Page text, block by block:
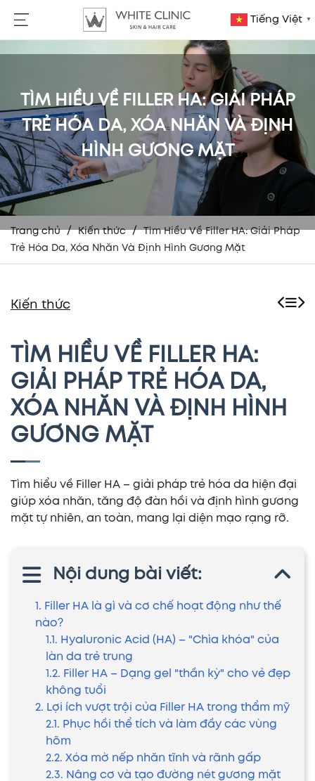
Tiếng Việt ▼
TÌM HIỀU VỀ FILLER HA: GIẢI PHÁP
TRẺ HÓA DA, XÓA NHĂN VÀ ĐỊNH
HÌNH GƯƠNG MẶT
Trang chủ / Kiến thức /
Tìm Hiều Về Filler HA: Giải Pháp
Trẻ Hóa Da, Xóa Nhăn Và Định Hình Gương Mặt
Kiến thức
TÌM HIỀU VỀ FILLER HA:
GIẢI PHÁP TRẺ HÓA DA,
XÓA NHĂN VÀ ĐỊNH HÌNH
GƯƠNG MẶT
Tìm hiểu về Filler HA – giải pháp trẻ hóa da hiện đại
giúp xóa nhăn, tăng độ đàn hồi và định hình gương
mặt tự nhiên, an toàn, mang lại diện mạo rạng rỡ.
Nội dung bài viết:
1. Filler HA là gì và cơ chế hoạt động như thế
nào?
1.1. Hyaluronic Acid (HA) – "Chìa khóa" của
làn da trẻ trung
1.2. Filler HA – Dạng gel "thần kỳ" cho vẻ đẹp
không tuổi
2. Lợi ích vượt trội của Filler HA trong thẩm mỹ
2.1. Phục hồi thể tích và làm đầy các vùng
hõm
2.2. Xóa mờ nếp nhăn tĩnh và rãnh gấp
2.3. Nâng cơ và tạo đường nét gương mặt